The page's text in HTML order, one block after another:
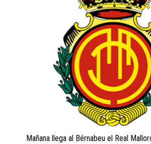
Mañana llega al Bérnabeu el Real